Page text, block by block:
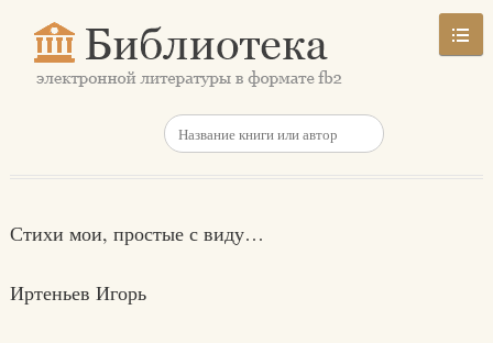
Стихи мои, простые с виду…
Иртеньев Игорь